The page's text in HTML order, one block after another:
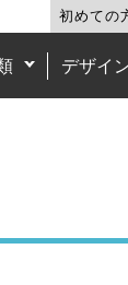
初めての
デザイ